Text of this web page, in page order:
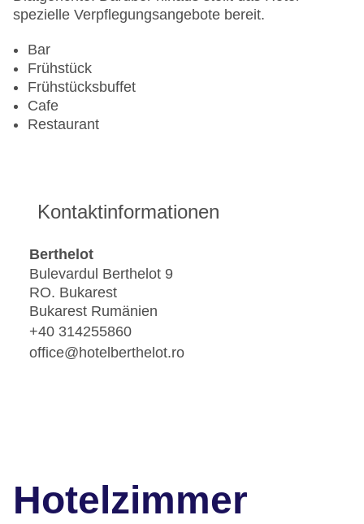
spezielle Verpflegungsangebote bereit.
Bar
Frühstück
Frühstücksbuffet
Cafe
Restaurant
Kontaktinformationen
Berthelot
Bulevardul Berthelot 9
RO. Bukarest
Bukarest Rumänien
+40 314255860
office@hotelberthelot.ro
Hotelzimmer